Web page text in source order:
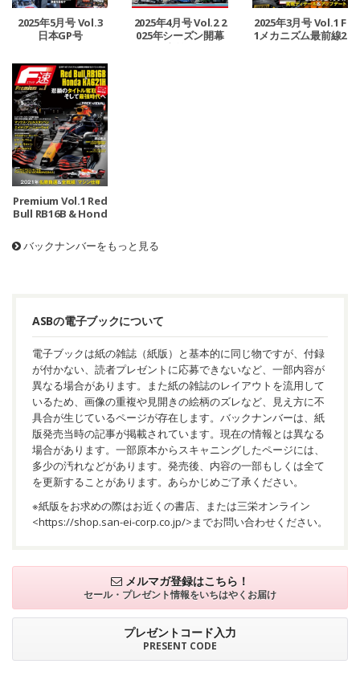
2025年5月号 Vol.3
日本GP号
2025年4月号 Vol.2 2
025年シーズン開幕
直前号
2025年3月号 Vol.1 F
1メカニズム最前線2
Premium Vol.1 Red
Bull RB16B & Hond
バックナンバーをもっと見る
ASBの電子ブックについて
電子ブックは紙の雑誌（紙版）と基本的に同じ物ですが、付録
が付かない、読者プレゼントに応募できないなど、一部内容が
異なる場合があります。また紙の雑誌のレイアウトを流用して
いるため、画像の重複や見開きの絵柄のズレなど、見え方に不
具合が生じているページが存在します。バックナンバーは、紙
版発売当時の記事が掲載されています。現在の情報とは異なる
場合があります。一部原本からスキャニングしたページには、
多少の汚れなどがあります。発売後、内容の一部もしくは全て
を更新することがあります。あらかじめご了承ください。
※紙版をお求めの際はお近くの書店、または三栄オンライン
<https://shop.san-ei-corp.co.jp/>までお問い合わせください。
メルマガ登録はこちら！
セール・プレゼント情報をいちはやくお届け
プレゼントコード入力
PRESENT CODE